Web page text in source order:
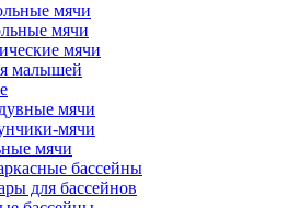
мячи
мячи
мячи
малышей
мячи
мячи
мячи
бассейны
для бассейнов